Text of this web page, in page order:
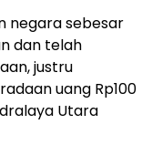
negara sebesar
dan telah
justru
uang Rp100
Utara